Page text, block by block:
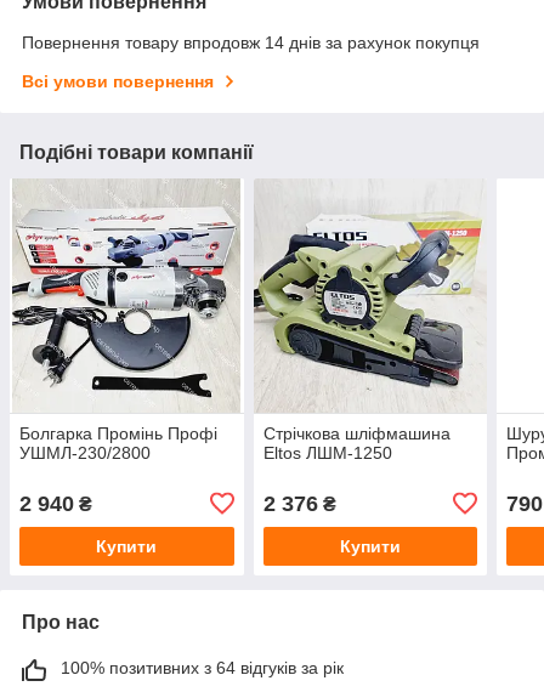
Повернення товару впродовж 14 днів за рахунок покупця
Всі умови повернення
Подібні товари компанії
Болгарка Промінь Профі
УШМЛ-230/2800
2 940 ₴
Купити
Стрічкова шліфмашина
Eltos ЛШМ-1250
2 376₴
Купити
790
Про нас
100% позитивних з 64 відгуків за рік